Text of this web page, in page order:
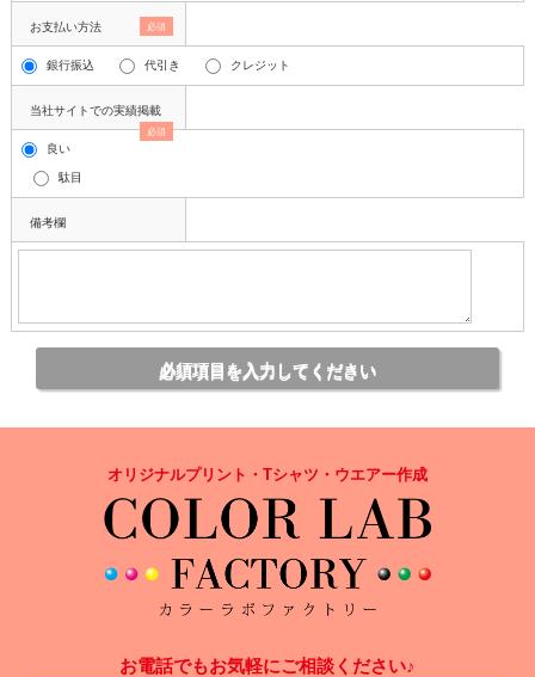
お支払い方法 必須
銀行振込 代引き クレジット
当社サイトでの実績掲載
必須
良い
駄目
備考欄
オリジナルプリント・Tシャツ・ウエアー作成
お電話でもお気軽にご相談ください♪